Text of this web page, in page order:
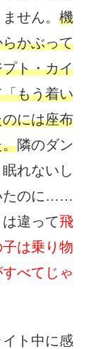
せん。 機
かぶって
ト・カイ
もう着い
には座布
。隣のダン
れないし
たのに……
違って飛
は乗り物
べてじゃ
ト中に感